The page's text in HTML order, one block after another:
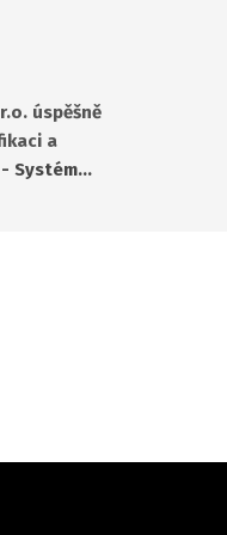
úspěšně
a
- Systém…